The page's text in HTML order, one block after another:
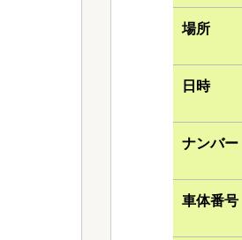
場所
日時
ナンバー
車体番号